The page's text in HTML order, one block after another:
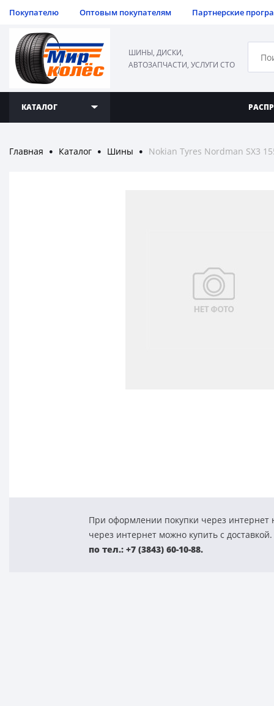
Покупателю Оптовым покупателям Партнерские
ШИНЫ, ДИСКИ,
АВТОЗАПЧАСТИ, УСЛУГИ СТО
КАТАЛОГ
Главная ● Каталог ● Шины ● Nokian Tyres Nordman SX3
При оформлении покупки через интернет
через интернет можно купить с
по тел.: +7 (3843) 60-10-88.